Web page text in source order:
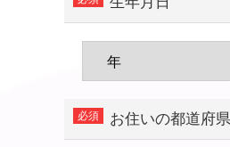
お住いの都道府県